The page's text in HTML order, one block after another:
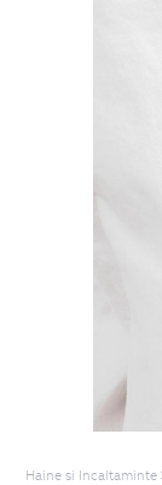
Haine si Incaltaminte